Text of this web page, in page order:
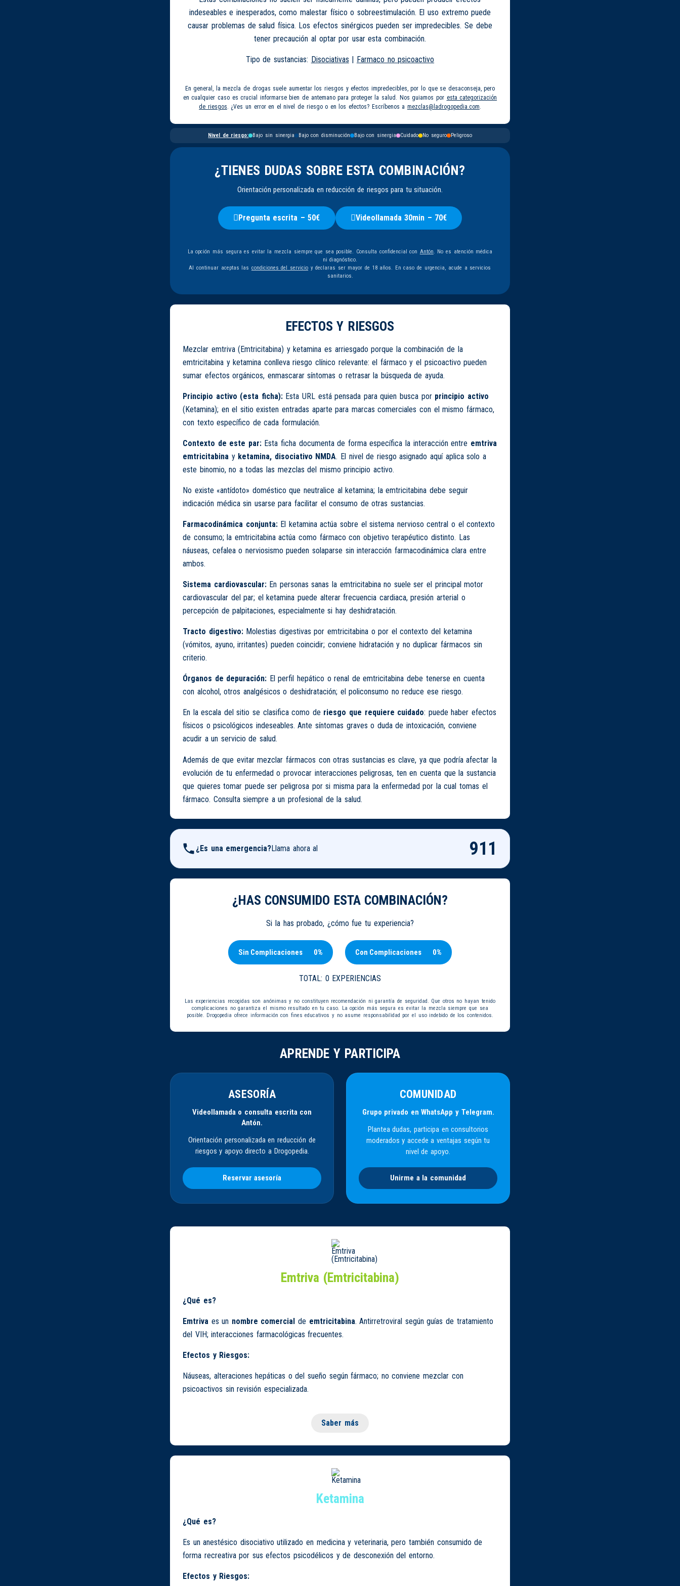
indeseables e inesperados, como malestar físico o sobreestimulación. El uso extremo puede
causar problemas de salud física. Los efectos sinérgicos pueden ser impredecibles. Se debe
tener precaución al optar por usar esta combinación.
Tipo de sustancias: Disociativas | Farmaco no psicoactivo
En general, la mezcla de drogas suele aumentar los riesgos y efectos impredecibles, por lo que se desaconseja, pero
en cualquier caso es crucial informarse bien de antemano para proteger la salud. Nos guiamos por esta categorización
de riesgos. ¿Ves un error en el nivel de riesgo o en los efectos? Escríbenos a mezclas@ladrogopedia.com.
Nivel de riesgo: Bajo sin sinergia Bajo con disminución Bajo con sinergia Cuidado No seguro Peligroso
¿TIENES DUDAS SOBRE ESTA COMBINACIÓN?
Orientación personalizada en reducción de riesgos para tu situación.
Pregunta escrita – 50€ Videollamada 30min – 70€
La opción más segura es evitar la mezcla siempre que sea posible. Consulta confidencial con Antón. No es atención médica
ni diagnóstico.
Al continuar aceptas las condiciones del servicio y declaras ser mayor de 18 años. En caso de urgencia, acude a servicios
sanitarios.
EFECTOS Y RIESGOS
Mezclar emtriva (Emtricitabina) y ketamina es arriesgado porque la combinación de la
emtricitabina y ketamina conlleva riesgo clínico relevante: el fármaco y el psicoactivo pueden
sumar efectos orgánicos, enmascarar síntomas o retrasar la búsqueda de ayuda.
Principio activo (esta ficha):Esta URL está pensada para quien busca por principio activo
(Ketamina); en el sitio existen entradas aparte para marcas comerciales con el mismo fármaco,
con texto específico de cada formulación.
Contexto de este par:Esta ficha documenta de forma específica la interacción entre emtriva
emtricitabina y ketamina, disociativo NMDA. El nivel de riesgo asignado aquí aplica solo a
este binomio, no a todas las mezclas del mismo principio activo.
No existe «antídoto» doméstico que neutralice al ketamina; la emtricitabina debe seguir
indicación médica sin usarse para facilitar el consumo de otras sustancias.
Farmacodinámica conjunta:El ketamina actúa sobre el sistema nervioso central o el contexto
de consumo; la emtricitabina actúa como fármaco con objetivo terapéutico distinto. Las
náuseas, cefalea o nerviosismo pueden solaparse sin interacción farmacodinámica clara entre
ambos.
Sistema cardiovascular:En personas sanas la emtricitabina no suele ser el principal motor
cardiovascular del par; el ketamina puede alterar frecuencia cardiaca, presión arterial o
percepción de palpitaciones, especialmente si hay deshidratación.
Tracto digestivo:Molestias digestivas por emtricitabina o por el contexto del ketamina
(vómitos, ayuno, irritantes) pueden coincidir; conviene hidratación y no duplicar fármacos sin
criterio.
Órganos de depuración: El perfil hepático o renal de emtricitabina debe tenerse en cuenta
con alcohol, otros analgésicos o deshidratación; el policonsumo no reduce ese riesgo.
En la escala del sitio se clasifica como de riesgo que requiere cuidado: puede haber efectos
físicos o psicológicos indeseables. Ante síntomas graves o duda de intoxicación, conviene
acudir a un servicio de salud.
Además de que evitar mezclar fármacos con otras sustancias es clave, ya que podría afectar la
evolución de tu enfermedad o provocar interacciones peligrosas, ten en cuenta que la sustancia
que quieres tomar puede ser peligrosa por si misma para la enfermedad por la cual tomas el
fármaco. Consulta siempre a un profesional de la salud.
¿Es una emergencia?Llama ahora al 911
¿HAS CONSUMIDO ESTA COMBINACIÓN?
Si la has probado, ¿cómo fue tu experiencia?
Sin Complicaciones 0% Con Complicaciones 0%
TOTAL: 0 EXPERIENCIAS
Las experiencias recogidas son anónimas y no constituyen recomendación ni garantía de seguridad. Que otros no hayan tenido
complicaciones no garantiza el mismo resultado en tu caso. La opción más segura es evitar la mezcla siempre que sea
posible. Drogopedia ofrece información con fines educativos y no asume responsabilidad por el uso indebido de los contenidos.
APRENDE Y PARTICIPA
ASESORÍA
Videollamada o consulta escrita con
Antón.
Orientación personalizada en reducción de
riesgos y apoyo directo a Drogopedia.
Reservar asesoría
COMUNIDAD
Grupo privado en WhatsApp y Telegram.
Plantea dudas, participa en consultorios
moderados y accede a ventajas según tu
nivel de apoyo.
Unirme a la comunidad
Emtriva (Emtricitabina)
¿Qué es?
Emtriva es un nombre comercial de emtricitabina. Antirretroviral según guías de tratamiento
del VIH; interacciones farmacológicas frecuentes.
Efectos y Riesgos:
Náuseas, alteraciones hepáticas o del sueño según fármaco; no conviene mezclar con
psicoactivos sin revisión especializada.
Saber más
Ketamina
¿Qué es?
Es un anestésico disociativo utilizado en medicina y veterinaria, pero también consumido de
forma recreativa por sus efectos psicodélicos y de desconexión del entorno.
Efectos y Riesgos: